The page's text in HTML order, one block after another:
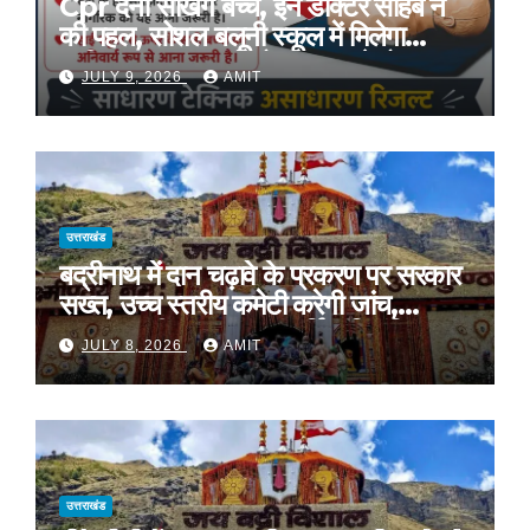
की पहल, सोशल बलूनी स्कूल में मिलेगा
प्रशिक्षण, 10 जुलाई को सुबह 8 से होगा
प्रशिक्षण, प्रीतम भरतवाण ने भी मुहिम को दिया
समर्थन
JULY 9, 2026 AMIT
उत्तराखंड
बद्रीनाथ में दान चढ़ावे के प्रकरण पर सरकार
सख्त, उच्च स्तरीय कमेटी करेगी जांच,
अनुशासनहीनता पर एक कार्मिक निलंबित
JULY 8, 2026 AMIT
उत्तराखंड